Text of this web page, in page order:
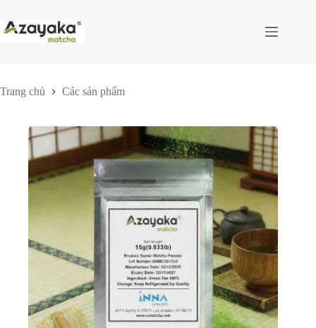
phần
Trang chủ Các sản phẩm